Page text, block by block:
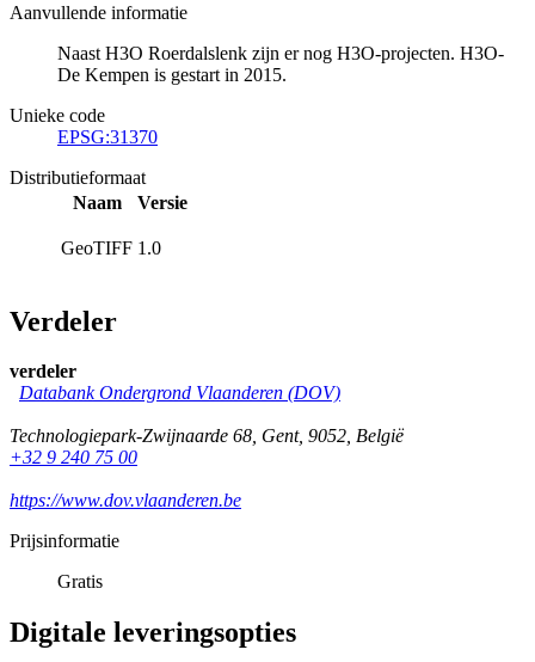
Aanvullende informatie
Naast H3O Roerdalslenk zijn er nog H3O-projecten. H3O-
De Kempen is gestart in 2015.
Unieke code
EPSG:31370
Distributieformaat
Naam
Versie
GeoTIFF 1.0
Verdeler
verdeler
Databank Ondergrond Vlaanderen (DOV)
Technologiepark-Zwijnaarde 68, Gent, 9052, België
+32 9 240 75 00
https://www.dov.vlaanderen.be
Prijsinformatie
Gratis
Digitale leveringsopties